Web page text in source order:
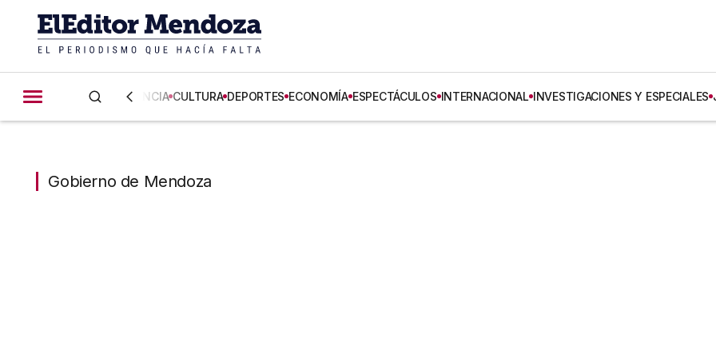
CIENCIA CULTURA DEPORTES ECONOMÍA ESPECTÁCULOS INTERNACIONAL INVESTIGACIONES Y ESPECIALES
Gobierno de Mendoza